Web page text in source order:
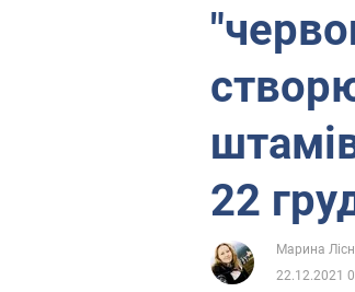
22
Марина
22.12.2021